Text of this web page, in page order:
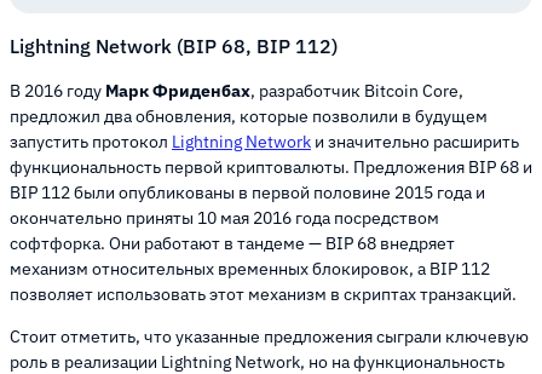
Lightning Network (BIP 68, BIP 112)
В 2016 году Марк Фриденбах, разработчик Bitcoin Core,
предложил два обновления, которые позволили в будущем
запустить протокол Lightning Network и значительно расширить
функциональность первой криптовалюты. Предложения BIP 68 и
BIP 112 были опубликованы в первой половине 2015 года и
окончательно приняты 10 мая 2016 года посредством
софтфорка. Они работают в тандеме — BIP 68 внедряет
механизм относительных временных блокировок, а BIP 112
позволяет использовать этот механизм в скриптах транзакций.
Стоит отметить, что указанные предложения сыграли ключевую
роль в реализации Lightning Network, но на функциональность